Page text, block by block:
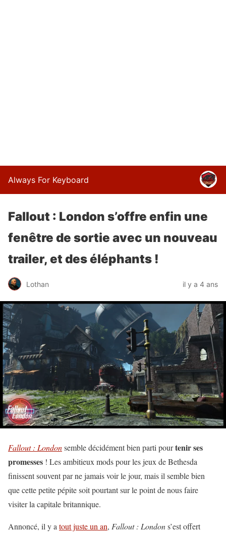
Always For Keyboard
Fallout : London s’offre enfin une
fenêtre de sortie avec un nouveau
trailer, et des éléphants !
Lothan il y a 4 ans
Fallout : Londonsemble décidément bien parti pourtenir ses
promesses ! Les ambitieux mods pour les jeux de Bethesda
finissent souvent par ne jamais voir le jour, mais il semble bien
que cette petite pépite soit pourtant sur le point de nous faire
visiter la capitale britannique.
Annoncé, il y a tout juste un an, Fallout : Londons’est offert